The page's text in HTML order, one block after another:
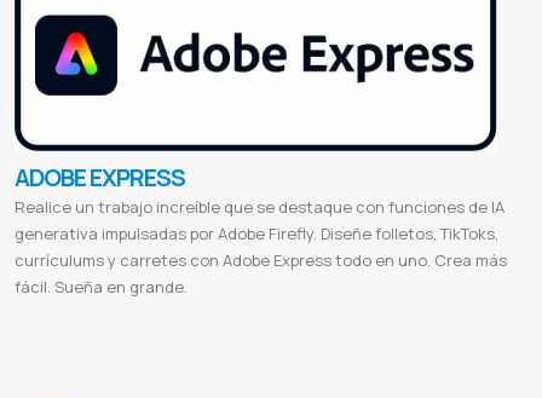
ADOBE EXPRESS
Realice un trabajo increíble que se destaque con funciones de IA
generativa impulsadas por Adobe Firefly. Diseñe folletos, TikToks,
currículums y carretes con Adobe Express todo en uno. Crea más
fácil. Sueña en grande.